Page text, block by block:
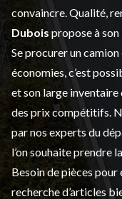
convaincre. Qualité,
Dubois propose à
Se procurer un
économies, c’est
et son large
des prix compétitifs.
par nos experts du
l’on souhaite prendre
Besoin de pièces
recherche d’articles